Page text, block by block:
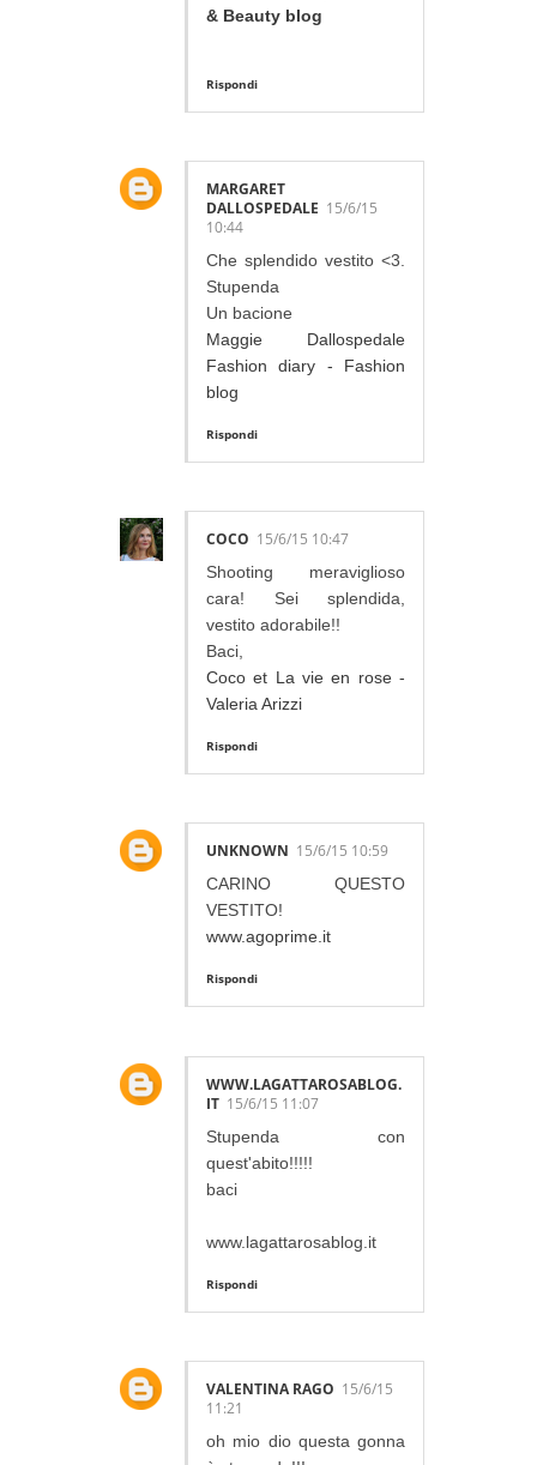
& Beauty blog
Rispondi
MARGARET
DALLOSPEDALE 15/6/15
10:44
Che splendido vestito <3.
Stupenda
Un bacione
Maggie Dallospedale
Fashion diary - Fashion
blog
Rispondi
COCO 15/6/15 10:47
Shooting meraviglioso
cara! Sei splendida,
vestito adorabile!!
Baci,
Coco et La vie en rose -
Valeria Arizzi
Rispondi
UNKNOWN 15/6/15 10:59
CARINO QUESTO
VESTITO!
www.agoprime.it
Rispondi
WWW.LAGATTAROSABLOG.
IT 15/6/15 11:07
Stupenda con
quest'abito!!!!!
baci
www.lagattarosablog.it
Rispondi
VALENTINA RAGO 15/6/15
11:21
oh mio dio questa gonna